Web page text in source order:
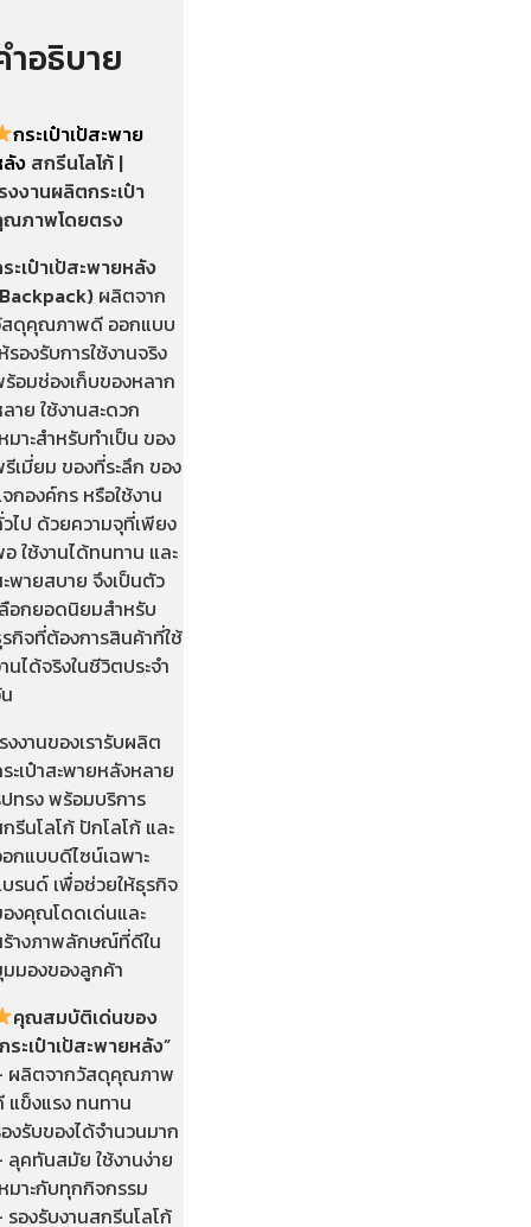
ำอธิบาย
กระเป๋าเป้สะพาย
ง สกรีนโลโก้ |
งงานผลิตกระเป๋า
ภาพโดยตรง
ะเป๋าเป้สะพายหลัง
ผลิตจาก
ดุคุณภาพดี ออกแบบ
รองรับการใช้งานจริง
อมช่องเก็บของหลาก
าย ใช้งานสะดวก
มาะสำหรับทำเป็น ของ
เมี่ยม ของที่ระลึก ของ
กองค์กร หรือใช้งาน
ไป ด้วยความจุที่เพียง
ใช้งานได้ทนทาน และ
พายสบาย จึงเป็นตัว
อกยอดนิยมสำหรับ
กิจที่ต้องการสินค้าที่ใช้
นได้จริงในชีวิตประจำ
งงานของเรารับผลิต
ะเป๋าสะพายหลังหลาย
ทรง พร้อมบริการ
รีนโลโก้ ปักโลโก้ และ
กแบบดีไซน์เฉพาะ
รนด์ เพื่อช่วยให้ธุรกิจ
งคุณโดดเด่นและ
างภาพลักษณ์ที่ดีใน
มองของลูกค้า
คุณสมบัติเด่นของ
ระเป๋าเป้สะพายหลัง”
ผลิตจากวัสดุคุณภาพ
แข็งแรง ทนทาน
งรับของได้จำนวนมาก
ลุคทันสมัย ใช้งานง่าย
มาะกับทุกกิจกรรม
รองรับงานสกรีนโลโก้